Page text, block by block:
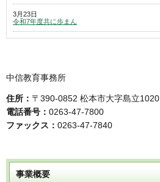
3月23日
令和7年度共に歩まん
中信教育事務所
住所： 〒390-0852 松本市大字島立1020
電話番号： 0263-47-7800
ファックス： 0263-47-7840
事業概要